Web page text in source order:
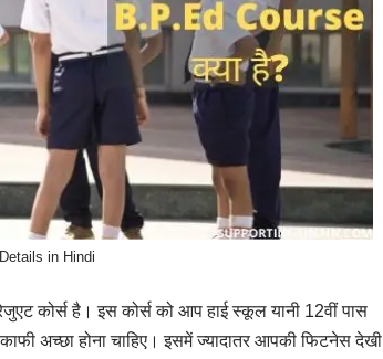
in Hindi
कोर्स है। इस कोर्स को आप हाई स्कूल यानी 12वीं पास
अच्छा होना चाहिए। इसमें ज्यादातर आपकी फिटनेस देखी